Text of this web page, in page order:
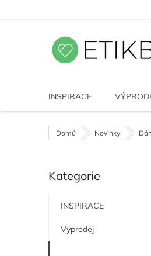
INSPIRACE
Domů Novinky
o
n
Přeskočit
kategorie
Kategorie
INSPIRACE
Výprodej